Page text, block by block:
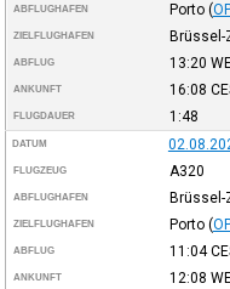
ABFLUGHAFEN Porto (
ZIELFLUGHAFEN Brüssel-
ABFLUG 13:20
ANKUNFT 16:08
FLUGDAUER 1:48
DATUM
FLUGZEUG A320
ABFLUGHAFEN Brüssel-
ZIELFLUGHAFEN Porto (
ABFLUG 11:04
ANKUNFT 12:08